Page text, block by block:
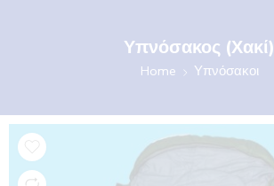
Υπνόσακος (Χακί)
Home Υπνόσακοι